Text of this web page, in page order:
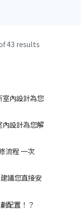
43 results
內設計為您
設計為您解
流程 一次
議您直接安
配置！？